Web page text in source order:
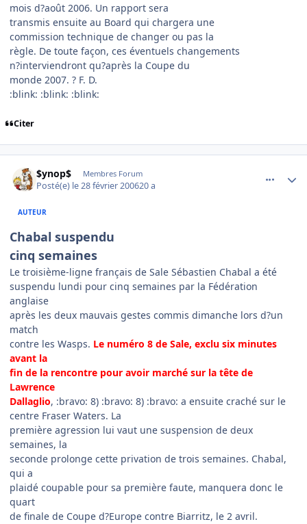
mois d?août 2006. Un rapport sera
transmis ensuite au Board qui chargera une
commission technique de changer ou pas la
règle. De toute façon, ces éventuels changements
n?interviendront qu?après la Coupe du
monde 2007. ? F. D.
:blink: :blink: :blink:
Citer
$ynop$ Membres Forum
Posté(e) le 28 février 200620 a
AUTEUR
Chabal suspendu
cinq semaines
Le troisième-ligne français de Sale Sébastien Chabal a été
suspendu lundi pour cinq semaines par la Fédération
anglaise
après les deux mauvais gestes commis dimanche lors d?un
match
contre les Wasps. Le numéro 8 de Sale, exclu six minutes
avant la
fin de la rencontre pour avoir marché sur la tête de
Lawrence
Dallaglio, :bravo: 8) :bravo: 8) :bravo: a ensuite craché sur le
centre Fraser Waters. La
première agression lui vaut une suspension de deux
semaines, la
seconde prolonge cette privation de trois semaines. Chabal,
qui a
plaidé coupable pour sa première faute, manquera donc le
quart
de finale de Coupe d?Europe contre Biarritz, le 2 avril.